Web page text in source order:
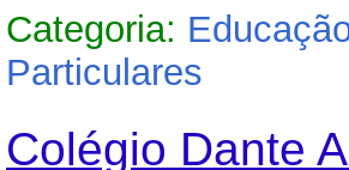
Categoria:
Particulares
Colégio Dante